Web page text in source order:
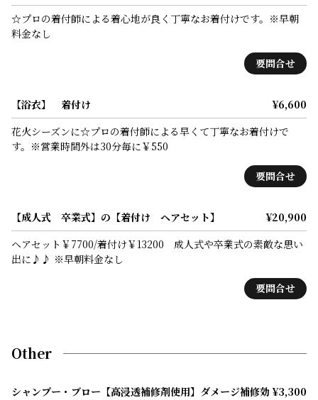
☆プロの着付師による着心地が良く丁寧なお着付けです。※早朝
料金なし
要問合せ
【浴衣】 着付け
¥6,600
花火シーズンに☆プロの着付師による早くて丁寧なお着付けで
す。※営業時間外は30分毎に￥550
要問合せ
【成人式 卒業式】の【着付け ヘアセット】
¥20,900
ヘアセット￥7700/着付け￥13200 成人式や卒業式の素敵な思い
出に♪♪ ※早朝料金なし
要問合せ
Other
シャンプー・ブロー【高浸透補修剤使用】ダメージ補修効 ¥3,300